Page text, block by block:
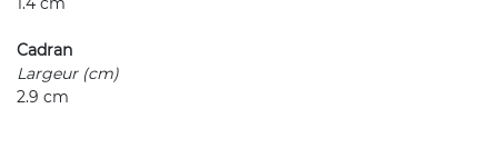
Cadran
Largeur (cm)
2.9 cm